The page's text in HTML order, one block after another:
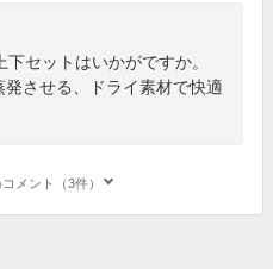
セットはいかがですか。
させる、ドライ素材で快適
メント（3件）